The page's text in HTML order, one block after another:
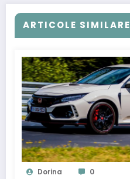
ARTICOLE SIMILARE
Dorina 0